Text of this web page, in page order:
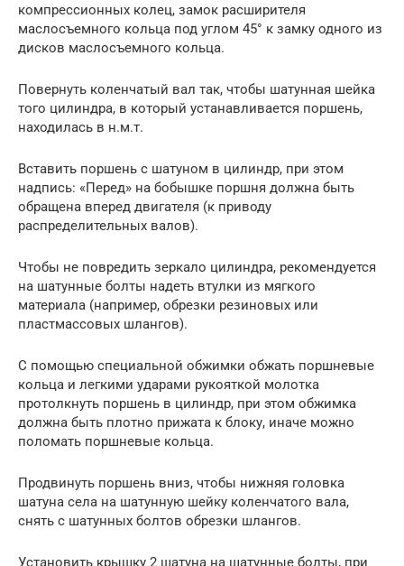
компрессионных колец, замок расширителя
маслосъемного кольца под углом 45° к замку одного из
дисков маслосъемного кольца.
Повернуть коленчатый вал так, чтобы шатунная шейка
того цилиндра, в который устанавливается поршень,
находилась в н.м.т.
Вставить поршень с шатуном в цилиндр, при этом
надпись: «Перед» на бобышке поршня должна быть
обращена вперед двигателя (к приводу
распределительных валов).
Чтобы не повредить зеркало цилиндра, рекомендуется
на шатунные болты надеть втулки из мягкого
материала (например, обрезки резиновых или
пластмассовых шлангов).
С помощью специальной обжимки обжать поршневые
кольца и легкими ударами рукояткой молотка
протолкнуть поршень в цилиндр, при этом обжимка
должна быть плотно прижата к блоку, иначе можно
поломать поршневые кольца.
Продвинуть поршень вниз, чтобы нижняя головка
шатуна села на шатунную шейку коленчатого вала,
снять с шатунных болтов обрезки шлангов.
Установить крышку 2 шатуна на шатунные болты, при